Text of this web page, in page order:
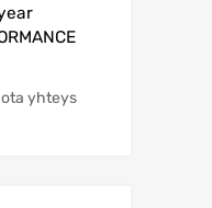
ota yhteys